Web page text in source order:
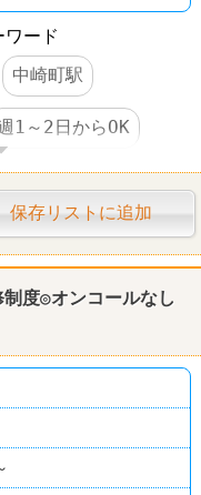
ワード
中崎町駅
1～2日からOK
補助あり
ラン
保存リストに追加
制度◎オンコールなし